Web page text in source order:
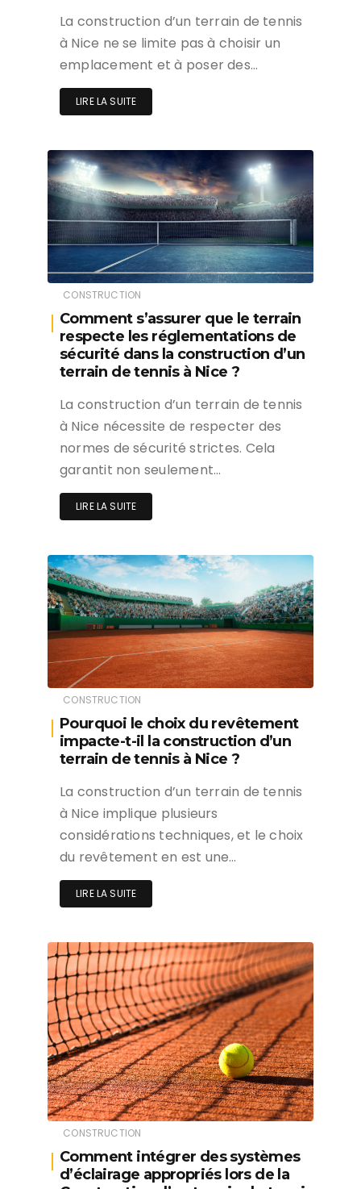
La construction d’un terrain de tennis
à Nice ne se limite pas à choisir un
emplacement et à poser des…
LIRE LA SUITE
CONSTRUCTION
Comment s’assurer que le terrain
respecte les réglementations de
sécurité dans la construction d’un
terrain de tennis à Nice ?
La construction d’un terrain de tennis
à Nice nécessite de respecter des
normes de sécurité strictes. Cela
garantit non seulement…
LIRE LA SUITE
CONSTRUCTION
Pourquoi le choix du revêtement
impacte-t-il la construction d’un
terrain de tennis à Nice ?
La construction d’un terrain de tennis
à Nice implique plusieurs
considérations techniques, et le choix
du revêtement en est une…
LIRE LA SUITE
CONSTRUCTION
Comment intégrer des systèmes
d’éclairage appropriés lors de la